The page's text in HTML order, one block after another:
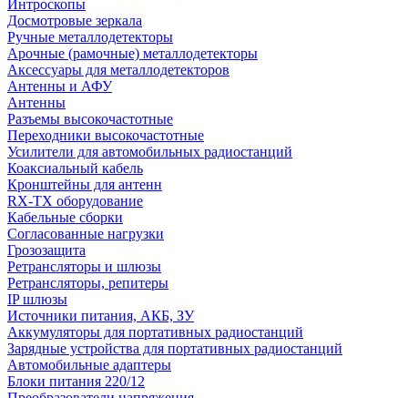
Интроскопы
Досмотровые зеркала
Ручные металлодетекторы
Арочные (рамочные) металлодетекторы
Аксессуары для металлодетекторов
Антенны и АФУ
Антенны
Разъемы высокочастотные
Переходники высокочастотные
Усилители для автомобильных радиостанций
Коаксиальный кабель
Кронштейны для антенн
RX-TX оборудование
Кабельные сборки
Согласованные нагрузки
Грозозащита
Ретрансляторы и шлюзы
Ретрансляторы, репитеры
IP шлюзы
Источники питания, АКБ, ЗУ
Аккумуляторы для портативных радиостанций
Зарядные устройства для портативных радиостанций
Автомобильные адаптеры
Блоки питания 220/12